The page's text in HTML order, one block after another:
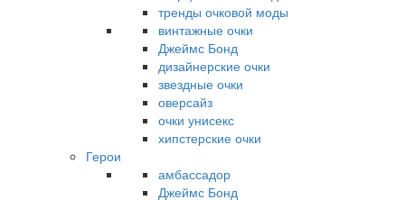
тренды очковой моды
винтажные очки
Джеймс Бонд
дизайнерские очки
звездные очки
оверсайз
очки унисекс
хипстерские очки
Герои
амбассадор
Джеймс Бонд